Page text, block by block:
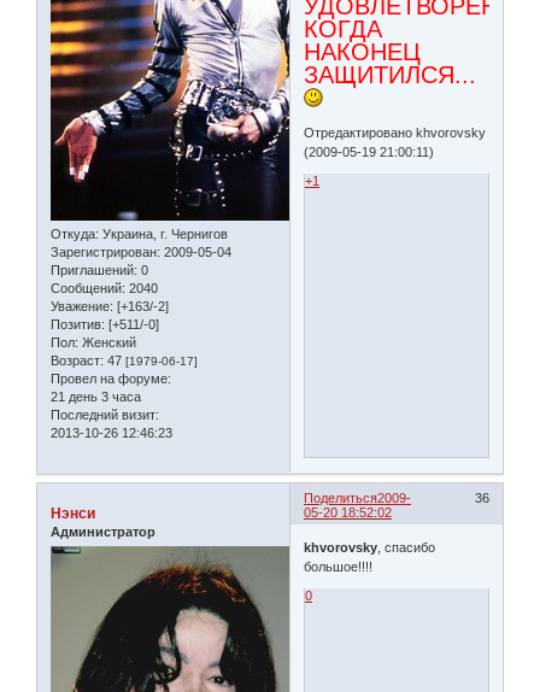
Откуда: Украина, г. Чернигов
Зарегистрирован: 2009-05-04
Приглашений: 0
Сообщений: 2040
Уважение: [+163/-2]
Позитив: [+511/-0]
Пол: Женский
Возраст: 47 [1979-06-17]
Провел на форуме:
21 день 3 часа
Последний визит:
2013-10-26 12:46:23
УДОВЛЕТВОРЕНИЯ,
КОГДА
НАКОНЕЦ
ЗАЩИТИЛСЯ...
Отредактировано khvorovsky
(2009-05-19 21:00:11)
+1
Поделиться 36
2009-
05-20 18:52:02
Нэнси
Администратор
khvorovsky , спасибо
большое!!!!
0